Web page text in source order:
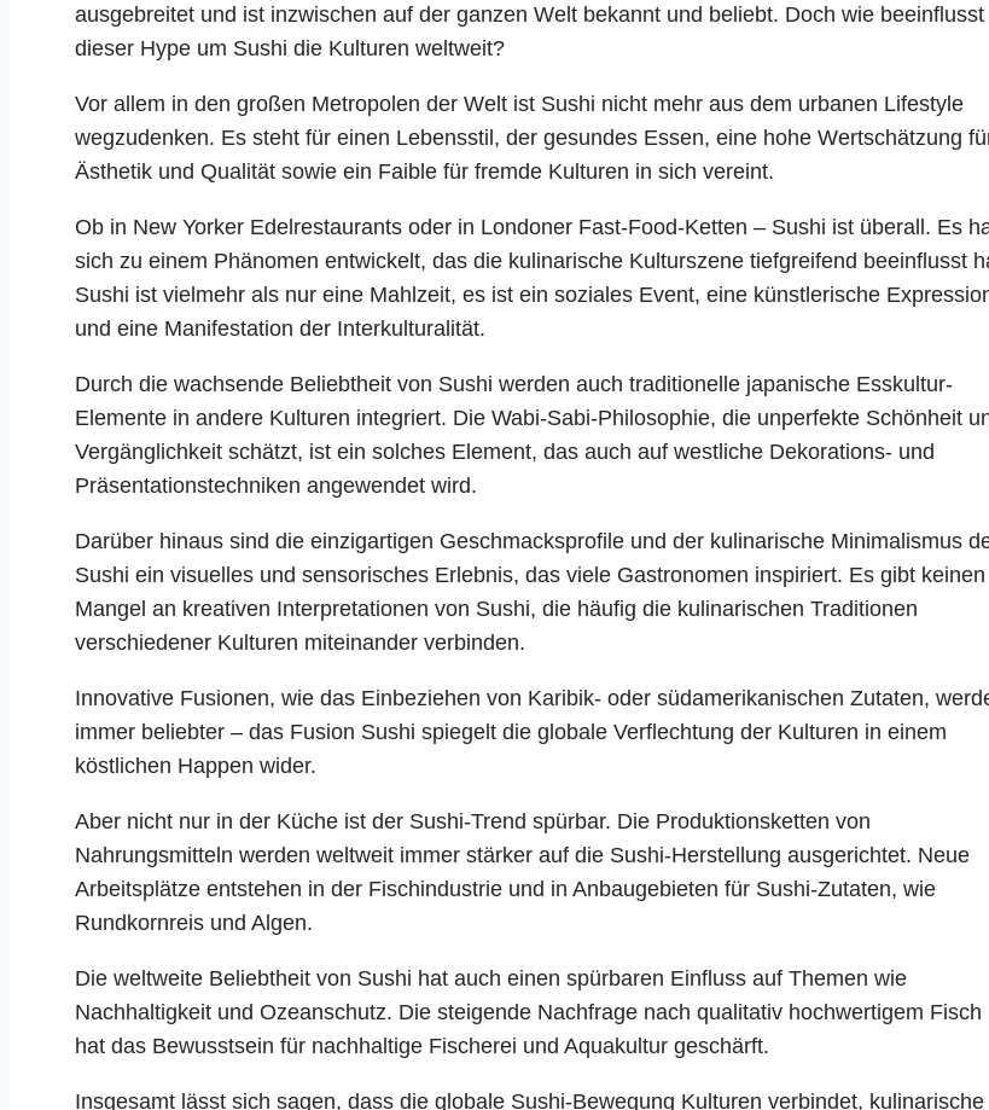
ausgebreitet und ist inzwischen auf der ganzen Welt bekannt und beliebt. Doch wie beeinflusst
dieser Hype um Sushi die Kulturen weltweit?
Vor allem in den großen Metropolen der Welt ist Sushi nicht mehr aus dem urbanen Lifestyle
wegzudenken. Es steht für einen Lebensstil, der gesundes Essen, eine hohe Wertschätzung
Ästhetik und Qualität sowie ein Faible für fremde Kulturen in sich vereint.
Ob in New Yorker Edelrestaurants oder in Londoner Fast-Food-Ketten – Sushi ist überall. Es
sich zu einem Phänomen entwickelt, das die kulinarische Kulturszene tiefgreifend beeinflusst
Sushi ist vielmehr als nur eine Mahlzeit, es ist ein soziales Event, eine künstlerische
und eine Manifestation der Interkulturalität.
Durch die wachsende Beliebtheit von Sushi werden auch traditionelle japanische Esskultur-
Elemente in andere Kulturen integriert. Die Wabi-Sabi-Philosophie, die unperfekte Schönheit
Vergänglichkeit schätzt, ist ein solches Element, das auch auf westliche Dekorations- und
Präsentationstechniken angewendet wird.
Darüber hinaus sind die einzigartigen Geschmacksprofile und der kulinarische Minimalismus
Sushi ein visuelles und sensorisches Erlebnis, das viele Gastronomen inspiriert. Es gibt keinen
Mangel an kreativen Interpretationen von Sushi, die häufig die kulinarischen Traditionen
verschiedener Kulturen miteinander verbinden.
Innovative Fusionen, wie das Einbeziehen von Karibik- oder südamerikanischen Zutaten,
immer beliebter – das Fusion Sushi spiegelt die globale Verflechtung der Kulturen in einem
köstlichen Happen wider.
Aber nicht nur in der Küche ist der Sushi-Trend spürbar. Die Produktionsketten von
Nahrungsmitteln werden weltweit immer stärker auf die Sushi-Herstellung ausgerichtet. Neue
Arbeitsplätze entstehen in der Fischindustrie und in Anbaugebieten für Sushi-Zutaten, wie
Rundkornreis und Algen.
Die weltweite Beliebtheit von Sushi hat auch einen spürbaren Einfluss auf Themen wie
Nachhaltigkeit und Ozeanschutz. Die steigende Nachfrage nach qualitativ hochwertigem Fisch
hat das Bewusstsein für nachhaltige Fischerei und Aquakultur geschärft.
Insgesamt lässt sich sagen, dass die globale Sushi-Bewegung Kulturen verbindet, kulinarische